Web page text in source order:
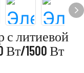
с литиевой
Вт/1500 Вт